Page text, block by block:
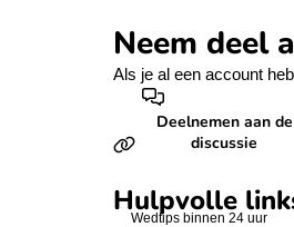
Neem deel
Als je al een account
Deelnemen aan de
discussie
Hulpvolle
Wedtips binnen 24 uur